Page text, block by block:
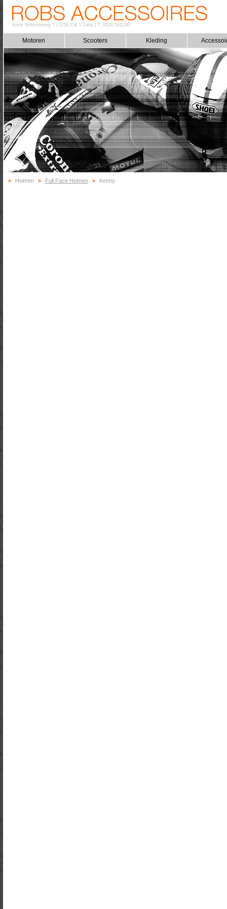
Korte Belkmerweg 7| 1756 CB 't Zand T: 0224 591230
Motoren Scooters Kleding
» Helmen » Full Face Helmen » Kenny